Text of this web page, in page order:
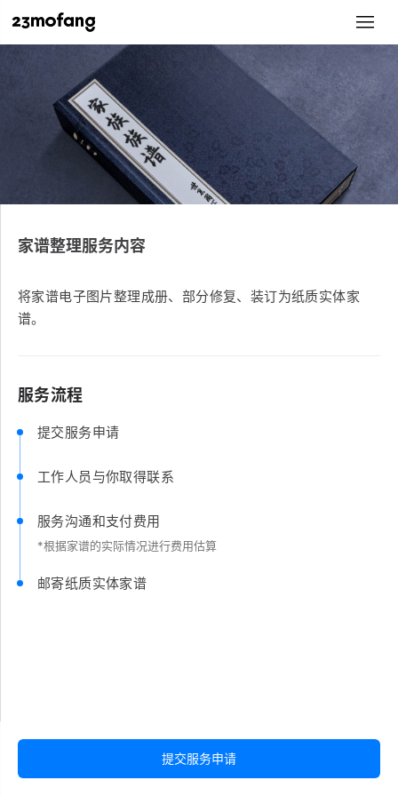
家谱整理服务内容
将家谱电子图片整理成册、部分修复、装订为纸质实体家
谱。
服务流程
提交服务申请
工作人员与你取得联系
服务沟通和支付费用
*根据家谱的实际情况进行费用估算
邮寄纸质实体家谱
提交服务申请